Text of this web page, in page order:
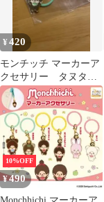
¥420
モンチッチ マーカーア
クセサリー タヌタ
ヌ めじるし カプセ
ルトイ
10%OFF
¥490